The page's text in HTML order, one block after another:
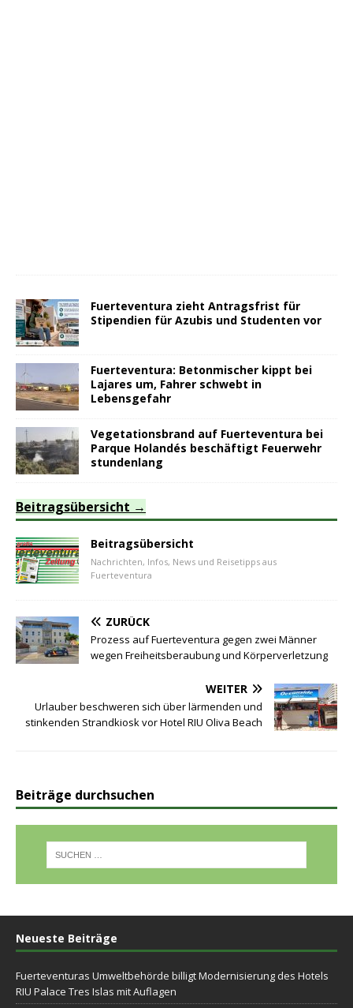
Fuerteventura zieht Antragsfrist für
Stipendien für Azubis und Studenten vor
Fuerteventura: Betonmischer kippt bei
Lajares um, Fahrer schwebt in
Lebensgefahr
Vegetationsbrand auf Fuerteventura bei
Parque Holandés beschäftigt Feuerwehr
stundenlang
Beitragsübersicht
Beitragsübersicht
Nachrichten, Infos, News und Reisetipps aus
Fuerteventura
ZURÜCK
Prozess auf Fuerteventura gegen zwei Männer
wegen Freiheitsberaubung und Körperverletzung
WEITER
Urlauber beschweren sich über lärmenden und
stinkenden Strandkiosk vor Hotel RIU Oliva Beach
Beiträge durchsuchen
Neueste Beiträge
Fuerteventuras Umweltbehörde billigt Modernisierung des Hotels
RIU Palace Tres Islas mit Auflagen